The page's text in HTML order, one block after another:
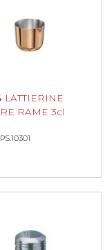
LATTIERINE
RAME 3cl